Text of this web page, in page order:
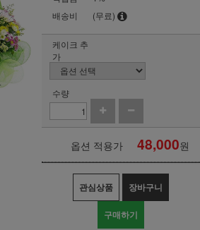
배송비
(무료)
케이크 추
가
수량
옵션 적용가 48,000원
관심상품 장바구니
구매하기